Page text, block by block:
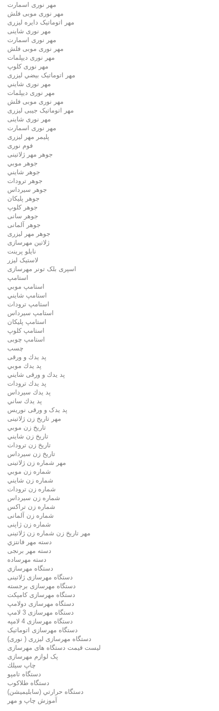
مهر نوری اسمارت
مهر نوری موبی فلش
مهر اتوماتیک دايره لیزری
مهر نوری شاینی
مهر نوری اسمارت
مهر نوری موبی فلش
مهر نوری دیپلمات
مهر نوری کلوپ
مهر اتوماتیک بيضي لیزری
مهر نوری شايني
مهر نوری دیپلمات
مهر نوری موبی فلش
مهر اتوماتیک جیبی لیزری
مهر نوری شاینی
مهر نوری اسمارت
پلیمر مهر لیزری
فوم نوری
جوهر مهر ژلاتینی
جوهر موبي
جوهر شايني
جوهر ترودات
جوهر سيرداس
جوهر پلیکان
جوهر کلوپ
جوهر سانی
جوهر آلمانی
جوهر مهر لیزری
ژلاتين مهرسازی
نایلو پرینت
لاستیک لیزر
اسپری بلک تونر مهرسازی
استامپ
استامپ موبي
استامپ شايني
استامپ ترودات
استامپ سيرداس
استامپ پلیکان
استامپ کلوپ
استامپ چوبی
چسب
پد يدك و ورقی
پد يدك موبي
پد يدك و ورقی شايني
پد يدك ترودات
پد يدك سيرداس
پد يدك ساني
پد یدک و ورقی نوریس
مهر تاريخ زن ژلاتینی
تاريخ زن موبي
تاريخ زن شايني
تاريخ زن ترودات
تاريخ زن سيرداس
مهر شماره زن ژلاتینی
شماره زن موبي
شماره زن شايني
شماره زن ترودات
شماره زن سيرداس
شماره زن تراکس
شماره زن آلمانی
شماره زن ژاپنی
مهر تاریخ زن شماره زن ژلاتینی
دسته مهر فانتزي
دسته مهر برنجی
دسته مهرساده
دستگاه مهرسازي
دستگاه مهرسازی ژلاتینی
دستگاه مهرسازی برجسته
دستگاه مهرسازی کامپکت
دستگاه مهرسازی دولامپ
دستگاه مهرسازی 3 لامپ
دستگاه مهرسازی 4 لامپه
دستگاه مهرسازی اتوماتیک
دستگاه مهرسازی لیزری ( نوری)
لیست قیمت دستگاه های مهرسازی
پک لوازم مهرسازی
چاپ سيلك
دستگاه تامپو
دستگاه طلاکوب
دستگاه حرارتي (سابليميشن)
آموزش چاپ و مهر